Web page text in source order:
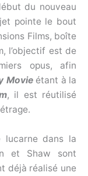
du nouveau
pointe le bout
Films, boîte
l’objectif est de
opus, afin
Movieétant à la
, il est réutilisé
lucarne dans la
et Shaw sont
déjà réalisé une